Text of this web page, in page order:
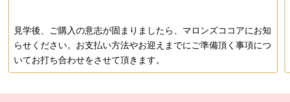
見学後、ご購入の意志が固まりましたら、マロンズココアにお知
らせください。お支払い方法やお迎えまでにご準備頂く事項につ
いてお打ち合わせをさせて頂きます。